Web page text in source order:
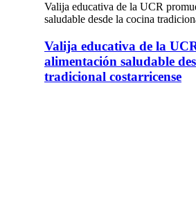
Valija educativa de la UCR
saludable desde la cocina
Valija educativa de la
alimentación saludable
tradicional costarricense